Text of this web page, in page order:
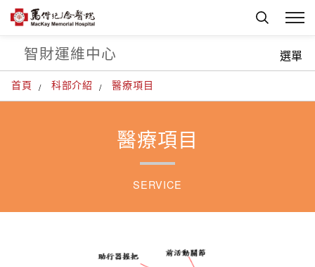
首頁 科部介紹 醫療項目
智財運維中心 選單
醫療項目
SERVICE